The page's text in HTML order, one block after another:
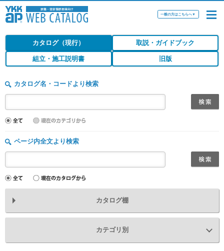
一般の方はこちらへ▼
カタログ（現行） 取説・ガイドブック
組立・施工説明書 旧版
カタログ名・コードより検索
ページ内全文より検索
カタログ棚
カテゴリ別